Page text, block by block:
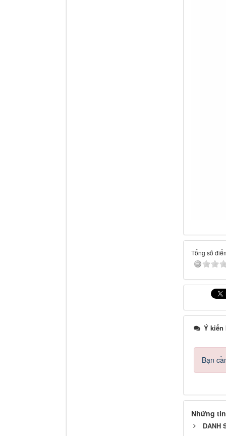
Tổng số
Ý kiến
Bạn
Những
DANH